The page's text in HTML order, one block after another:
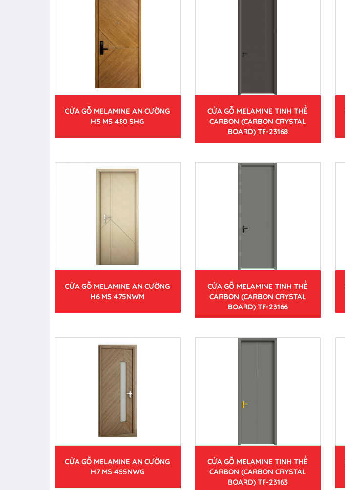
CỬA GỖ MELAMINE AN CƯỜNG
H5 MS 480 SHG
CỬA GỖ MELAMINE TINH THỂ
CARBON (CARBON CRYSTAL
BOARD) TF-23168
CỬA GỖ MELAMINE AN CƯỜNG
H6 MS 475NWM
CỬA GỖ MELAMINE TINH THỂ
CARBON (CARBON CRYSTAL
BOARD) TF-23166
CỬA GỖ MELAMINE AN CƯỜNG
H7 MS 455NWG
CỬA GỖ MELAMINE TINH THỂ
CARBON (CARBON CRYSTAL
BOARD) TF-23163